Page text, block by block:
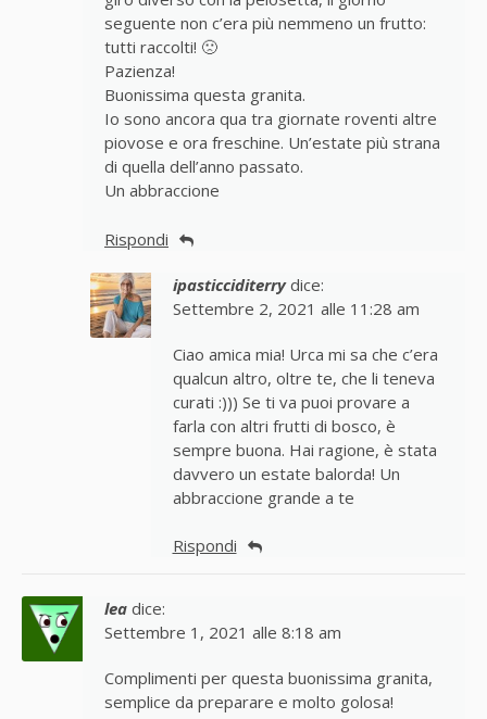
seguente non c’era più nemmeno un frutto:
tutti raccolti! 🙁
Pazienza!
Buonissima questa granita.
Io sono ancora qua tra giornate roventi altre
piovose e ora freschine. Un’estate più strana
di quella dell’anno passato.
Un abbraccione
Rispondi
ipasticciditerry dice:
Settembre 2, 2021 alle 11:28 am
Ciao amica mia! Urca mi sa che c’era
qualcun altro, oltre te, che li teneva
curati :))) Se ti va puoi provare a
farla con altri frutti di bosco, è
sempre buona. Hai ragione, è stata
davvero un estate balorda! Un
abbraccione grande a te
Rispondi
lea dice:
Settembre 1, 2021 alle 8:18 am
Complimenti per questa buonissima granita,
semplice da preparare e molto golosa!